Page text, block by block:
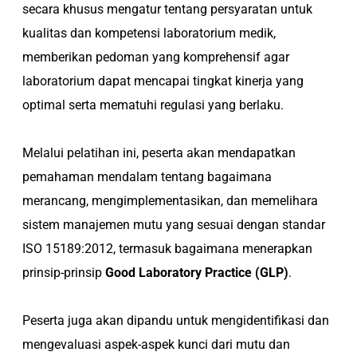
secara khusus mengatur tentang persyaratan untuk
kualitas dan kompetensi laboratorium medik,
memberikan pedoman yang komprehensif agar
laboratorium dapat mencapai tingkat kinerja yang
optimal serta mematuhi regulasi yang berlaku.
Melalui pelatihan ini, peserta akan mendapatkan
pemahaman mendalam tentang bagaimana
merancang, mengimplementasikan, dan memelihara
sistem manajemen mutu yang sesuai dengan standar
ISO 15189:2012, termasuk bagaimana menerapkan
prinsip-prinsip Good Laboratory Practice (GLP).
Peserta juga akan dipandu untuk mengidentifikasi dan
mengevaluasi aspek-aspek kunci dari mutu dan